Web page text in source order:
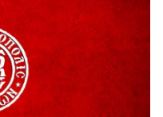
ΣΤΟΝ ΠΡΩΤΕΑ
Ταξιάρχη προς κ.